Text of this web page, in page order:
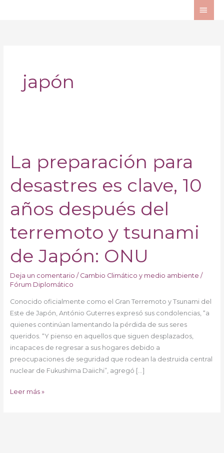
japón
La preparación para
desastres es clave, 10
años después del
terremoto y tsunami
de Japón: ONU
Deja un comentario / Cambio Climático y medio ambiente /
Fórum Diplomático
Conocido oficialmente como el Gran Terremoto y Tsunami del
Este de Japón, António Guterres expresó sus condolencias, “a
quienes continúan lamentando la pérdida de sus seres
queridos. “Y pienso en aquellos que siguen desplazados,
incapaces de regresar a sus hogares debido a
preocupaciones de seguridad que rodean la destruida central
nuclear de Fukushima Daiichi”, agregó […]
para
desastres
es
clave,
años
después
del
terremoto
y
tsunami
de
Leer más »